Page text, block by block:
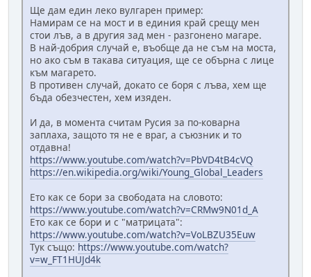
Ще дам един леко вулгарен пример:
Намирам се на мост и в единия край срещу мен
стои лъв, а в другия зад мен - разгонено магаре.
В най-добрия случай е, въобще да не съм на моста,
но ако съм в такава ситуация, ще се обърна с лице
към магарето.
В противен случай, докато се боря с лъва, хем ще
бъда обезчестен, хем изяден.
И да, в момента считам Русия за по-коварна
заплаха, защото тя не е враг, а съюзник и то
отдавна!
https://www.youtube.com/watch?v=PbVD4tB4cVQ
https://en.wikipedia.org/wiki/Young_Global_Leaders
Ето как се бори за свободата на словото:
https://www.youtube.com/watch?v=CRMw9N01d_A
Ето как се бори и с "матрицата":
https://www.youtube.com/watch?v=VoLBZU35Euw
Тук също: https://www.youtube.com/watch?
v=w_FT1HUJd4k